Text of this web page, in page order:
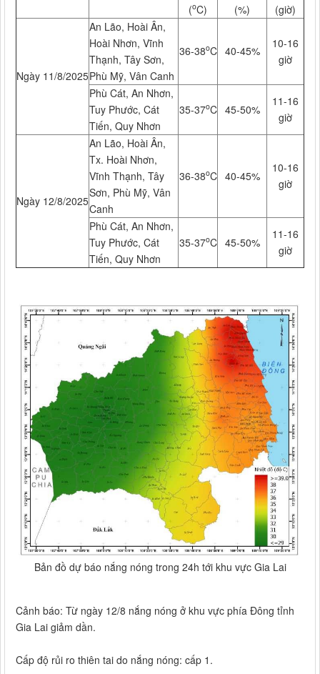
(oC)
(%)
(giờ)
Ngày 11/8/2025
An Lão, Hoài Ân,
Hoài Nhơn, Vĩnh
Thạnh, Tây Sơn,
Phù Mỹ, Vân Canh
36-38oC 40-45%
10-16
giờ
Phù Cát, An Nhơn,
Tuy Phước, Cát
Tiến, Quy Nhơn
35-37oC 45-50%
11-16
giờ
Ngày 12/8/2025
An Lão, Hoài Ân,
Tx. Hoài Nhơn,
Vĩnh Thạnh, Tây
Sơn, Phù Mỹ, Vân
Canh
36-38oC 40-45%
10-16
giờ
Phù Cát, An Nhơn,
Tuy Phước, Cát
Tiến, Quy Nhơn
35-37oC 45-50%
11-16
giờ
Bản đồ dự báo nắng nóng trong 24h tới khu vực Gia Lai
Cảnh báo: Từ ngày 12/8 nắng nóng ở khu vực phía Đông tỉnh
Gia Lai giảm dần.
Cấp độ rủi ro thiên tai do nắng nóng: cấp 1.